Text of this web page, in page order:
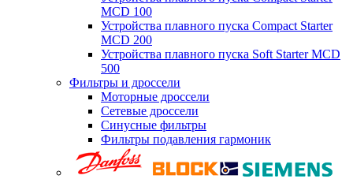
MCD 100
Устройства плавного пуска Compact Starter
MCD 200
Устройства плавного пуска Soft Starter MCD
500
Фильтры и дроссели
Моторные дроссели
Сетевые дроссели
Синусные фильтры
Фильтры подавления гармоник